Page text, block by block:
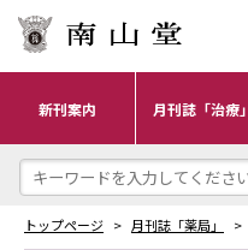
新刊案内 月刊誌「治療」
トップページ 月刊誌「薬局」